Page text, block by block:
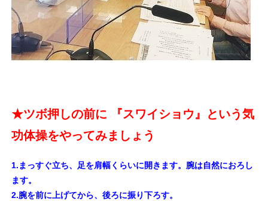
★ツボ押しの前に 『スワイショウ』という気
功体操をやってみましょう
1.まっすぐ立ち、足を肩幅くらいに開きます。腕は自然におろし
ます。
2.腕を前に上げてから、後ろに振り下ろす。